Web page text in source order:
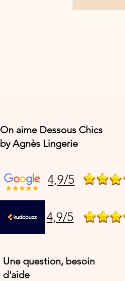
On aime Dessous Chics
by Agnès Lingerie
4,9/5
4,9/5
Une question, besoin
d'aide